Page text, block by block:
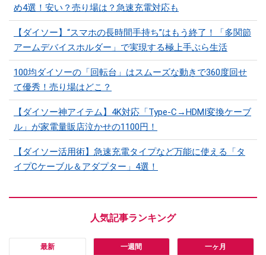
め4選！安い？売り場は？急速充電対応も
【ダイソー】“スマホの長時間手持ち”はもう終了！「多関節
アームデバイスホルダー」で実現する極上手ぶら生活
100均ダイソーの「回転台」はスムーズな動きで360度回せ
て優秀！売り場はどこ？
【ダイソー神アイテム】4K対応「Type-C→HDMI変換ケーブ
ル」が家電量販店泣かせの1100円！
【ダイソー活用術】急速充電タイプなど万能に使える「タ
イプCケーブル＆アダプター」4選！
最新 一週間 一ヶ月